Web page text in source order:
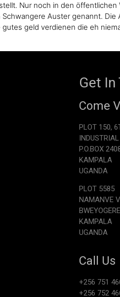
Nur noch in den
Auster genannt.
geld verdienen die eh
Get In
Come
PLOT 150,
P.O.BOX
KAMPALA
UGANDA
PLOT 5585
NAMANVE
KAMPALA
UGANDA
Call Us
+256 751
+256 752